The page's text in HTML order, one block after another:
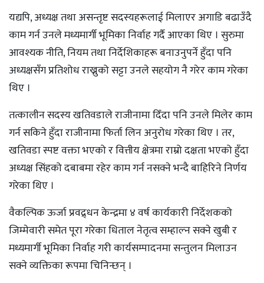
यद्यपि, अध्यक्ष तथा असन्तृष्ट सदस्यहरूलाई मिलाएर अगाडि बढाउँदै
काम गर्न उनले मध्यमार्गी भूमिका निर्वाह गर्दै आएका थिए । सुरुमा
आवश्यक नीति, नियम तथा निर्देशिकाहरू बनाउनुपर्ने हुँदा पनि
अध्यक्षसँग प्रतिशोध राख्नुको सट्टा उनले सहयोग नै गरेर काम गरेका
थिए ।
तत्कालीन सदस्य खतिवडाले राजीनामा दिँदा पनि उनले मिलेर काम
गर्न सकिने हुँदा राजीनामा फिर्ता लिन अनुरोध गरेका थिए । तर,
खतिवडा स्पष्ट वक्ता भएको र वित्तीय क्षेत्रमा राम्रो दक्षता भएको हुँदा
अध्यक्ष सिंहको दबाबमा रहेर काम गर्न नसक्ने भन्दै बाहिरिने निर्णय
गरेका थिए ।
वैकल्पिक ऊर्जा प्रवद्र्धन केन्द्रमा ४ वर्ष कार्यकारी निर्देशकको
जिम्मेवारी समेत पूरा गरेका धिताल नेतृत्व सम्हाल्न सक्ने खुबी र
मध्यमार्गी भूमिका निर्वाह गरी कार्यसम्पादनमा सन्तुलन मिलाउन
सक्ने व्यक्तिका रूपमा चिनिन्छन् ।